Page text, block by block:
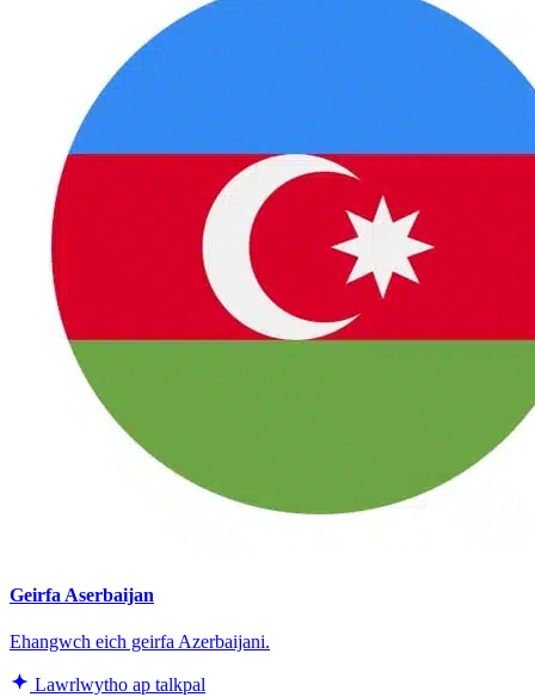
Geirfa Aserbaijan
Ehangwch eich geirfa Azerbaijani.
Lawrlwytho ap talkpal